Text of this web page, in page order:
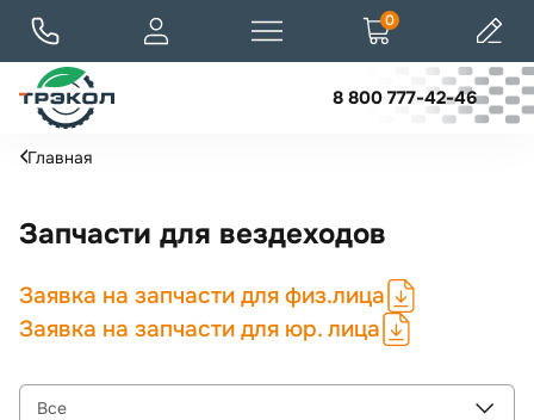
8 800 777-42-46
0
Главная
Запчасти для вездеходов
Заявка на запчасти для физ.лица
Заявка на запчасти для юр. лица
Все